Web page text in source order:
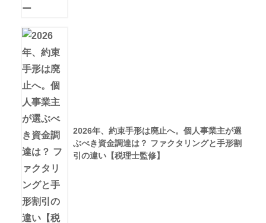
2026年、約束手形は廃止へ。個人事業主が選
ぶべき資金調達は？ ファクタリングと手形割
引の違い【税理士監修】